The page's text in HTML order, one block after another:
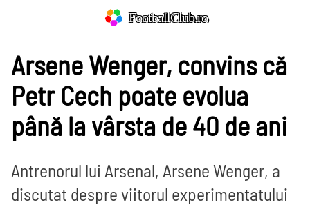
FootballClub.ro
Arsene Wenger, convins că
Petr Cech poate evolua
până la vârsta de 40 de ani
Antrenorul lui Arsenal, Arsene Wenger, a
discutat despre viitorul experimentatului